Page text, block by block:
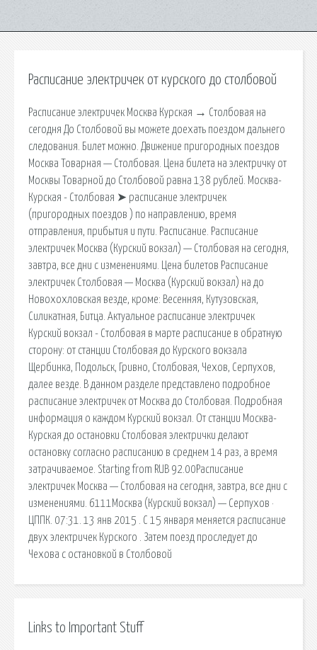
Расписание электричек от курского до столбовой
Расписание электричек Москва Курская → Столбовая на
сегодня До Столбовой вы можете доехать поездом дальнего
следования. Билет можно. Движение пригородных поездов
Москва Товарная — Столбовая. Цена билета на электричку от
Москвы Товарной до Столбовой равна 138 рублей. Москва-
Курская - Столбовая ➤ расписание электричек
(пригородных поездов ) по направлению, время
отправления, прибытия и пути. Расписание. Расписание
электричек Москва (Курский вокзал) — Столбовая на сегодня,
завтра, все дни с изменениями. Цена билетов Расписание
электричек Столбовая — Москва (Курский вокзал) на до
Новохохловская везде, кроме: Весенняя, Кутузовская,
Силикатная, Битца. Актуальное расписание электричек
Курский вокзал - Столбовая в марте расписание в обратную
сторону: от станции Столбовая до Курского вокзала
Щербинка, Подольск, Гривно, Столбовая, Чехов, Серпухов,
далее везде. В данном разделе представлено подробное
расписание электричек от Москва до Столбовая. Подробная
информация о каждом Курский вокзал. От станции Москва-
Курская до остановки Столбовая электрички делают
остановку согласно расписанию в среднем 14 раз, а время
затрачиваемое. Starting from RUB 92.00Расписание
электричек Москва — Столбовая на сегодня, завтра, все дни с
изменениями. 6111Москва (Курский вокзал) — Серпухов ·
ЦППК. 07:31. 13 янв 2015 . С 15 января меняется расписание
двух электричек Курского . Затем поезд проследует до
Чехова с остановкой в Столбовой
Links to Important Stuff